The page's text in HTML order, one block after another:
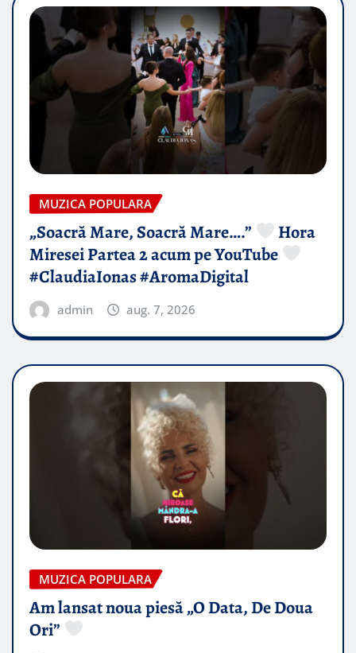
MUZICA POPULARA
„Soacră Mare, Soacră Mare….”
Hora
Miresei Partea 2 acum pe YouTube
#ClaudiaIonas #AromaDigital
admin aug. 7, 2026
MUZICA POPULARA
Am lansat noua piesă „O Data, De Doua
Ori”